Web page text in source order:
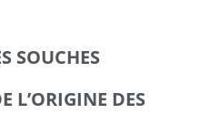
SOUCHES
L’ORIGINE DES